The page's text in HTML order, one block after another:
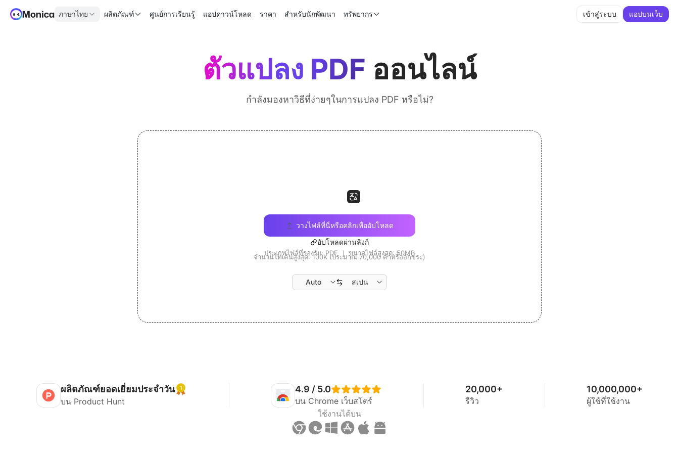
ภาษาไทย ผลิตภัณฑ์ ศูนย์การเรียนรู้ แอปดาวน์โหลด ราคา สำหรับนักพัฒนา ทรัพยากร เข้าสู่ระบบ แอปบนเว็บ
ตัวแปลง PDF ออนไลน์
กำลังมองหาวิธีที่ง่ายๆในการแปลง PDF หรือไม่?
วางไฟล์ที่นี่หรือคลิกเพื่ออัปโหลด
อัปโหลดผ่านลิงก์
ประเภทไฟล์ที่รองรับ: PDF ｜ ขนาดไฟล์สูงสุด: 50MB
จำนวนโทเค็นสูงสุด: 100K (ประมาณ 70,000 คำหรืออักขระ)
Auto สเปน
ผลิตภัณฑ์ยอดเยี่ยมประจำวัน
บน Product Hunt
4.9 / 5.0
บน Chrome เว็บสโตร์
20,000+
รีวิว
10,000,000+
ผู้ใช้ที่ใช้งาน
ใช้งานได้บน